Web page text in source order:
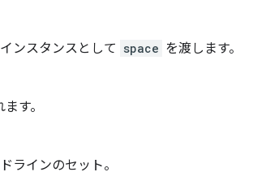
ンスタンスとして space を渡します。
す。
ラインのセット。